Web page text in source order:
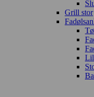
Grill stor